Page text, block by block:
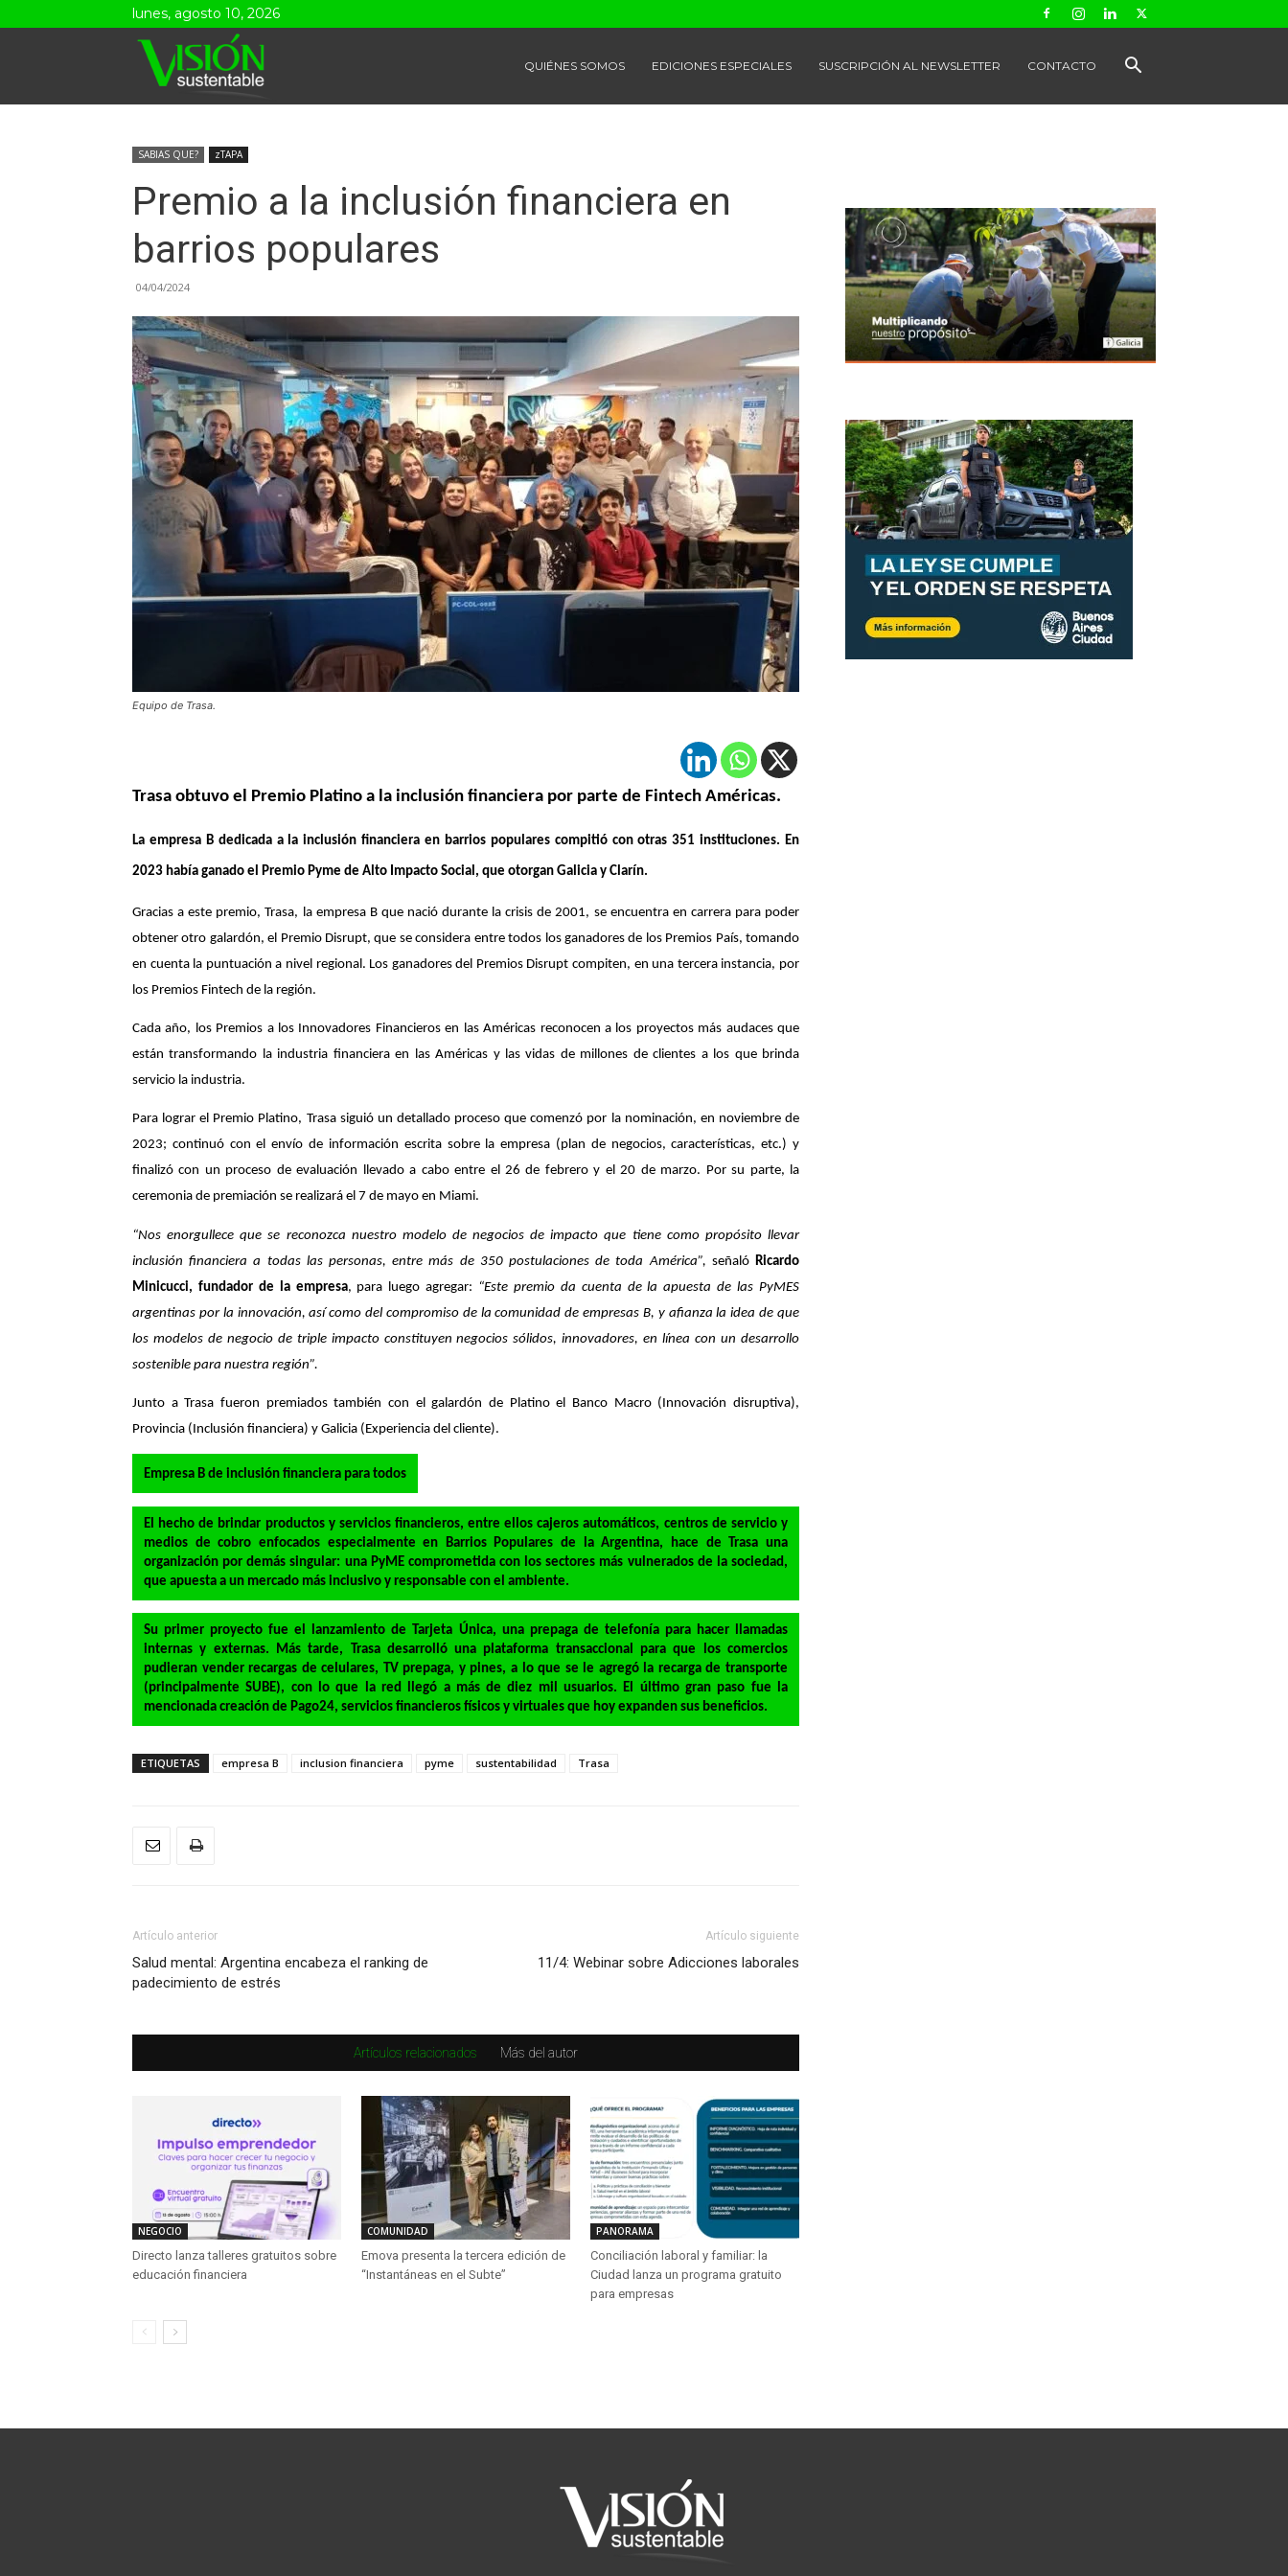
lunes, agosto 10, 2026
QUIÉNES SOMOS EDICIONES ESPECIALES SUSCRIPCIÓN AL NEWSLETTER CONTACTO
SABIAS QUE? zTAPA
Premio a la inclusión financiera en
barrios populares
04/04/2024
Equipo de Trasa.
Trasa obtuvo el Premio Platino a la inclusión financiera por parte de Fintech Américas.
La empresa B dedicada a la inclusión financiera en barrios populares compitió con otras 351 instituciones. En
2023 había ganado el Premio Pyme de Alto Impacto Social, que otorgan Galicia y Clarín.
Gracias a este premio, Trasa, la empresa B que nació durante la crisis de 2001, se encuentra en carrera para poder
obtener otro galardón, el Premio Disrupt, que se considera entre todos los ganadores de los Premios País, tomando
en cuenta la puntuación a nivel regional. Los ganadores del Premios Disrupt compiten, en una tercera instancia, por
los Premios Fintech de la región.
Cada año, los Premios a los Innovadores Financieros en las Américas reconocen a los proyectos más audaces que
están transformando la industria financiera en las Américas y las vidas de millones de clientes a los que brinda
servicio la industria.
Para lograr el Premio Platino, Trasa siguió un detallado proceso que comenzó por la nominación, en noviembre de
2023; continuó con el envío de información escrita sobre la empresa (plan de negocios, características, etc.) y
finalizó con un proceso de evaluación llevado a cabo entre el 26 de febrero y el 20 de marzo. Por su parte, la
ceremonia de premiación se realizará el 7 de mayo en Miami.
“Nos enorgullece que se reconozca nuestro modelo de negocios de impacto que tiene como propósito llevar
inclusión financiera a todas las personas, entre más de 350 postulaciones de toda América”, señaló Ricardo
Minicucci, fundador de la empresa, para luego agregar: “Este premio da cuenta de la apuesta de las PyMES
argentinas por la innovación, así como del compromiso de la comunidad de empresas B, y afianza la idea de que
los modelos de negocio de triple impacto constituyen negocios sólidos, innovadores, en línea con un desarrollo
sostenible para nuestra región”.
Junto a Trasa fueron premiados también con el galardón de Platino el Banco Macro (Innovación disruptiva),
Provincia (Inclusión financiera) y Galicia (Experiencia del cliente).
Empresa B de inclusión financiera para todos
El hecho de brindar productos y servicios financieros, entre ellos cajeros automáticos, centros de servicio y
medios de cobro enfocados especialmente en Barrios Populares de la Argentina, hace de Trasa una
organización por demás singular: una PyME comprometida con los sectores más vulnerados de la sociedad,
que apuesta a un mercado más inclusivo y responsable con el ambiente.
Su primer proyecto fue el lanzamiento de Tarjeta Única, una prepaga de telefonía para hacer llamadas
internas y externas. Más tarde, Trasa desarrolló una plataforma transaccional para que los comercios
pudieran vender recargas de celulares, TV prepaga, y pines, a lo que se le agregó la recarga de transporte
(principalmente SUBE), con lo que la red llegó a más de diez mil usuarios. El último gran paso fue la
mencionada creación de Pago24, servicios financieros físicos y virtuales que hoy expanden sus beneficios.
ETIQUETAS empresa B inclusion financiera pyme sustentabilidad Trasa
Artículo anterior
Salud mental: Argentina encabeza el ranking de
padecimiento de estrés
Artículo siguiente
11/4: Webinar sobre Adicciones laborales
Artículos relacionados Más del autor
NEGOCIO
Directo lanza talleres gratuitos sobre
educación financiera
COMUNIDAD
Emova presenta la tercera edición de
“Instantáneas en el Subte”
PANORAMA
Conciliación laboral y familiar: la
Ciudad lanza un programa gratuito
para empresas